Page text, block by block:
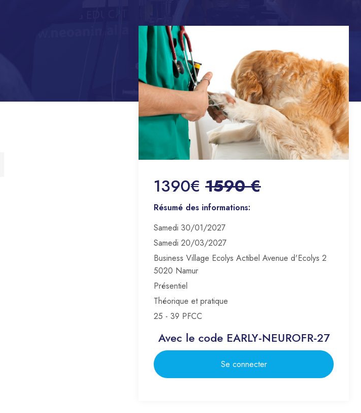
1390€ 1590 €
Résumé des informations:
Samedi 30/01/2027
Samedi 20/03/2027
Business Village Ecolys Actibel Avenue d'Ecolys 2
5020 Namur
Présentiel
Théorique et pratique
25 - 39 PFCC
Avec le code EARLY-NEUROFR-27
Se connecter